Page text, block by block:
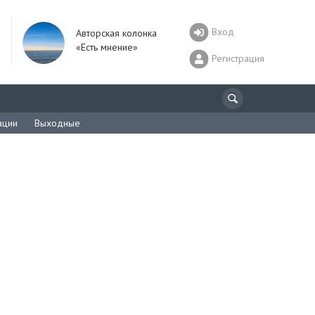
Авторская колонка
«Есть мнение»
Вход
Регистрация
Выходные